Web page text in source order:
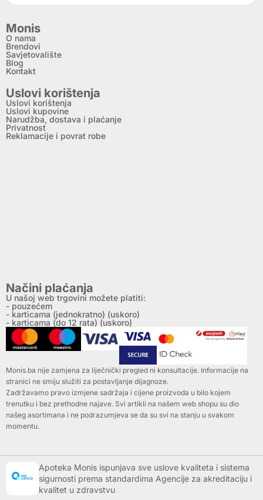
Monis
O nama
Brendovi
Savjetovalište
Blog
Kontakt
Uslovi korištenja
Uslovi korištenja
Uslovi kupovine
Narudžba, dostava i plaćanje
Privatnost
Reklamacije i povrat robe
Načini plaćanja
U našoj web trgovini možete platiti:
- pouzećem
- karticama (jednokratno) (uskoro)
- karticama (do 12 rata) (uskoro)
Monis.ba nije zamjena za liječnički pregled ni konsultacije. Informacije na
stranici ne smiju služiti za postavljanje dijagnoze.
Zadržavamo pravo izmjene sadržaja i cijene proizvoda u bilo kojem
trenutku i bez prethodne najave. Svi artikli na našem web shopu su dio
našeg asortimana i ne podrazumjeva se da su svi na stanju u svakom
momentu.
Apoteka Monis ispunjava sve uslove kvaliteta i sistema
sigurnosti prema standardima Agencije za akreditaciju i
kvalitet u zdravstvu